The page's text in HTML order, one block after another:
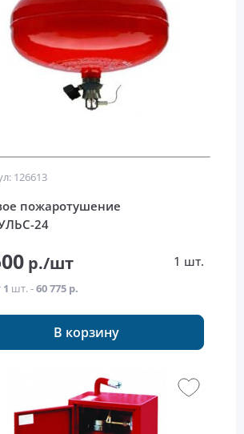
126613
пожаротушение
24
р./шт 1 шт.
1 шт. -60 775 р.
В корзину